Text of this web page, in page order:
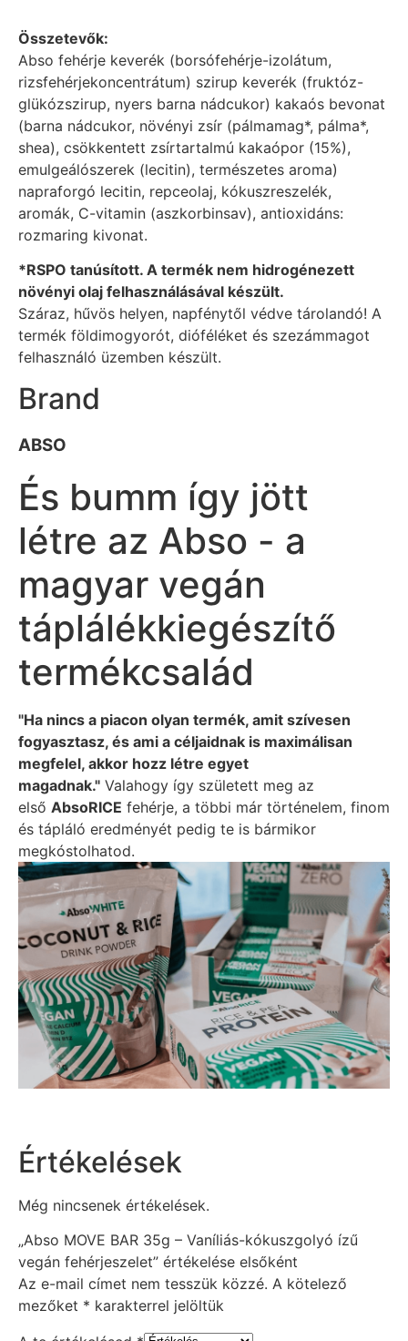
Összetevők:
Abso fehérje keverék (borsófehérje-izolátum,
rizsfehérjekoncentrátum) szirup keverék (fruktóz-
glükózszirup, nyers barna nádcukor) kakaós bevonat
(barna nádcukor, növényi zsír (pálmamag*, pálma*,
shea), csökkentett zsírtartalmú kakaópor (15%),
emulgeálószerek (lecitin), természetes aroma)
napraforgó lecitin, repceolaj, kókuszreszelék,
aromák, C-vitamin (aszkorbinsav), antioxidáns:
rozmaring kivonat.
*RSPO tanúsított. A termék nem hidrogénezett
növényi olaj felhasználásával készült.
Száraz, hűvös helyen, napfénytől védve tárolandó! A
termék földimogyorót, dióféléket és szezámmagot
felhasználó üzemben készült.
Brand
ABSO
És bumm így jött
létre az Abso - a
magyar vegán
táplálékkiegészítő
termékcsalád
"Ha nincs a piacon olyan termék, amit szívesen
fogyasztasz, és ami a céljaidnak is maximálisan
megfelel, akkor hozz létre egyet
magadnak." Valahogy így született meg az
első AbsoRICE fehérje, a többi már történelem, finom
és tápláló eredményét pedig te is bármikor
megkóstolhatod.
Értékelések
Még nincsenek értékelések.
„Abso MOVE BAR 35g – Vaníliás-kókuszgolyó ízű
vegán fehérjeszelet” értékelése elsőként
Az e-mail címet nem tesszük közzé. A kötelező
mezőket * karakterrel jelöltük